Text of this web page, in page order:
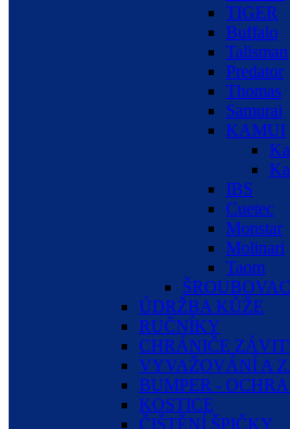
TIGER
Buffalo
Talisman
Predator
Thomas
Samurai
KAMUI
IBS
Cuetec
Monstar
Molinari
Taom
ÚDRŽBA KŮŽE
RUČNÍKY
CHRÁNIČE
VYVAŽOVÁNÍ A
BUMPER -
KOSTICE
ČIŠTĚNÍ ŠPIČKY